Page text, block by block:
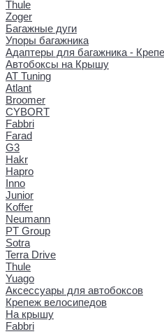
Thule
Zoger
Багажные дуги
Упоры багажника
Адаптеры для багажника -
Автобоксы на Крышу
AT Tuning
Atlant
Broomer
CYBORT
Fabbri
Farad
G3
Hakr
Hapro
Inno
Junior
Koffer
Neumann
PT Group
Sotra
Terra Drive
Thule
Yuago
Аксессуары для автобоксов
Крепеж велосипедов
На крышу
Fabbri